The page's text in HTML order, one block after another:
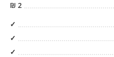
2
₪
✓
✓
✓